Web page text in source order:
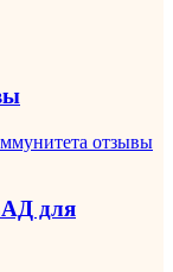
отзывы
для